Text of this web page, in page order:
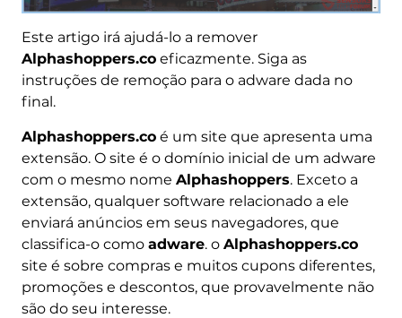
Este artigo irá ajudá-lo a remover
Alphashoppers.coeficazmente. Siga as
instruções de remoção para o adware dada no
final.
Alphashoppers.coé um site que apresenta uma
extensão. O site é o domínio inicial de um adware
com o mesmo nome Alphashoppers. Exceto a
extensão, qualquer software relacionado a ele
enviará anúncios em seus navegadores, que
classifica-o como adware. o Alphashoppers.co
site é sobre compras e muitos cupons diferentes,
promoções e descontos, que provavelmente não
são do seu interesse.